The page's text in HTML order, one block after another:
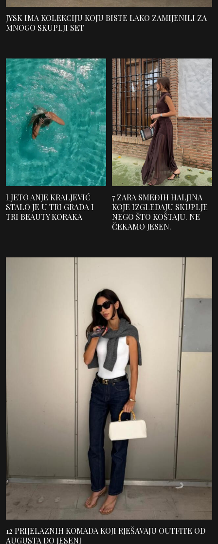
JYSK IMA KOLEKCIJU KOJU BISTE LAKO ZAMIJENILI ZA
MNOGO SKUPLJI SET
LJETO ANJE KRALJEVIĆ
STALO JE U TRI GRADA I
TRI BEAUTY KORAKA
7 ZARA SMEĐIH HALJINA
KOJE IZGLEDAJU SKUPLJE
NEGO ŠTO KOŠTAJU. NE
ČEKAMO JESEN.
12 PRIJELAZNIH KOMADA KOJI RJEŠAVAJU OUTFITE OD
AUGUSTA DO JESENI